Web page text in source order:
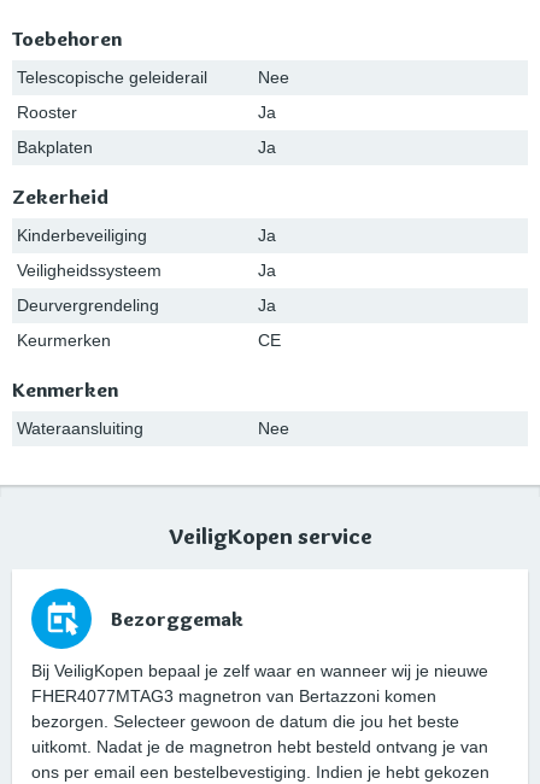
Toebehoren
Telescopische geleiderail
Nee
Rooster
Ja
Bakplaten
Ja
Zekerheid
Kinderbeveiliging
Ja
Veiligheidssysteem
Ja
Deurvergrendeling
Ja
Keurmerken
CE
Kenmerken
Wateraansluiting Nee
VeiligKopen service
Bezorggemak
Bij VeiligKopen bepaal je zelf waar en wanneer wij je nieuwe
FHER4077MTAG3 magnetron van Bertazzoni komen
bezorgen. Selecteer gewoon de datum die jou het beste
uitkomt. Nadat je de magnetron hebt besteld ontvang je van
ons per email een bestelbevestiging. Indien je hebt gekozen